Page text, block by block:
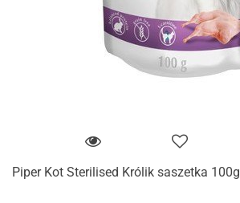
Piper Kot Sterilised Królik saszetka 100g